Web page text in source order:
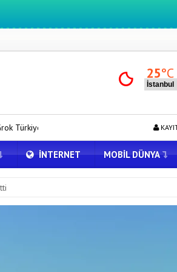
25°C
Türkçe Grok’u İndirip Denedik
İNTERNET MOBIL DÜNYA